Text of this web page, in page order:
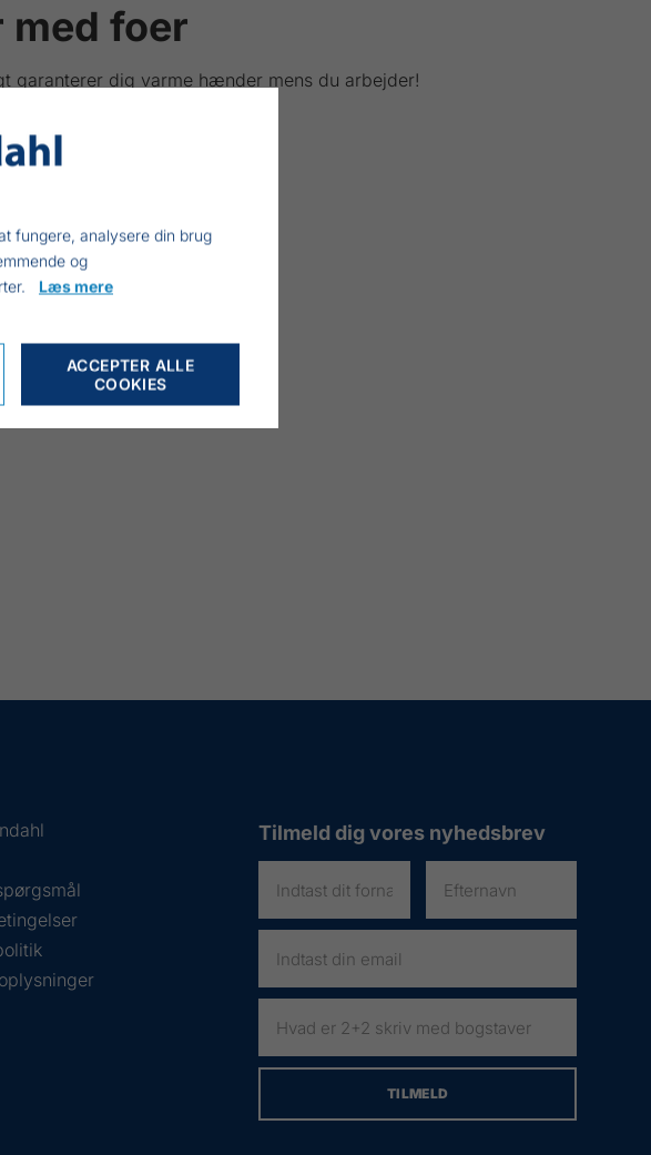
med foer
garanterer dig varme hænder mens du arbejder!
Tilmeld dig vores nyhedsbrev
fungere, analysere din brug
og
Læs mere
ACCEPTER ALLE
COOKIES